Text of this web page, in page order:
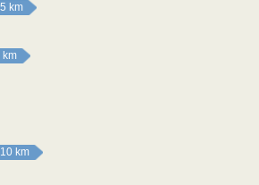
km
km
km